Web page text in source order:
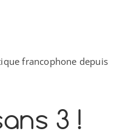
francophone depuis
3 !